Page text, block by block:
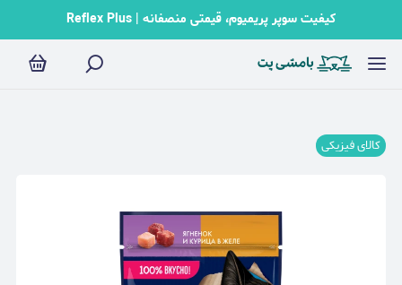
کیفیت سوپر پریمیوم، قیمتی منصفانه | Reflex Plus
کالای فیزیکی